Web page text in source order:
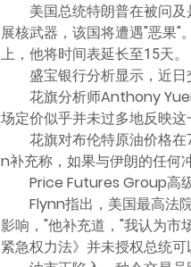
美国总统特朗普在被问
展核武器，该国将遭遇"恶果"
上，他将时间表延长至15天。
盛宝银行分析显示，近
花旗分析师Anthony
场定价似乎并未过多地反映这
花旗对布伦特原油价格
n补充称，如果与伊朗的任何
Price Futures Group高
Flynn指出，美国最高法
影响，"他补充道，"我认为市
紧急权力法》并未授权总统